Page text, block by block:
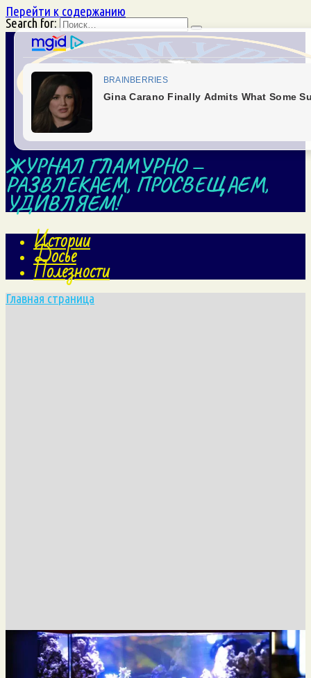
Перейти к содержанию
Search for:
ЖУРНАЛ ГЛАМУРНО —
РАЗВЛЕКАЕМ, ПРОСВЕЩАЕМ,
УДИВЛЯЕМ!
Истории
Досье
Полезности
Главная страница